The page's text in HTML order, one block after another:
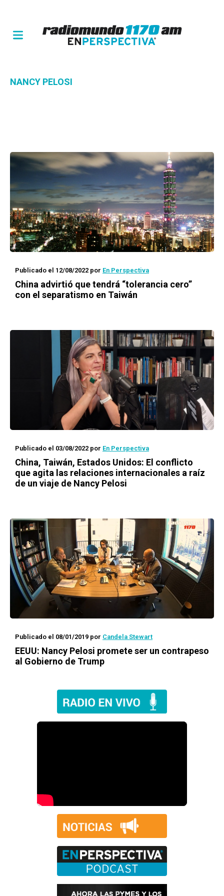
NANCY PELOSI
Publicado el 12/08/2022 por En Perspectiva
China advirtió que tendrá “tolerancia cero”
con el separatismo en Taiwán
Publicado el 03/08/2022 por En Perspectiva
China, Taiwán, Estados Unidos: El conflicto
que agita las relaciones internacionales a raíz
de un viaje de Nancy Pelosi
Publicado el 08/01/2019 por Candela Stewart
EEUU: Nancy Pelosi promete ser un contrapeso
al Gobierno de Trump